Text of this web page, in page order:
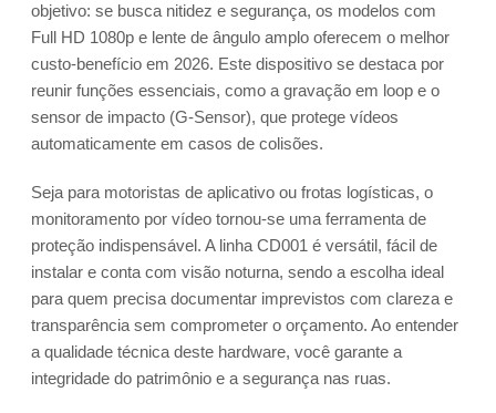
objetivo: se busca nitidez e segurança, os modelos com
Full HD 1080p e lente de ângulo amplo oferecem o melhor
custo-benefício em 2026. Este dispositivo se destaca por
reunir funções essenciais, como a gravação em loop e o
sensor de impacto (G-Sensor), que protege vídeos
automaticamente em casos de colisões.
Seja para motoristas de aplicativo ou frotas logísticas, o
monitoramento por vídeo tornou-se uma ferramenta de
proteção indispensável. A linha CD001 é versátil, fácil de
instalar e conta com visão noturna, sendo a escolha ideal
para quem precisa documentar imprevistos com clareza e
transparência sem comprometer o orçamento. Ao entender
a qualidade técnica deste hardware, você garante a
integridade do patrimônio e a segurança nas ruas.